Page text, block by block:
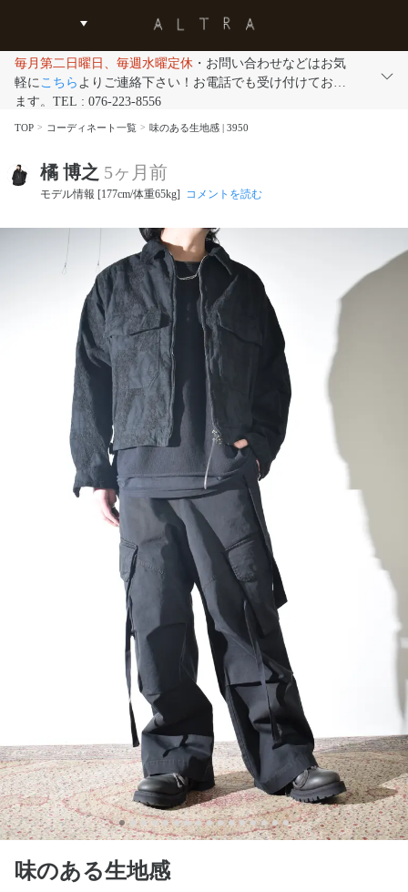
毎月第二日曜日、毎週水曜定休 ・お問い合わせなどはお気
軽にこちら よりご連絡下さい！お電話でも受け付けており
ます。TEL : 076-223-8556
TOP コーディネート一覧 味のある生地感 | 3950
橘 博之 5ヶ月前
モデル情報 [177cm/体重65kg] コメントを読む
味のある生地感